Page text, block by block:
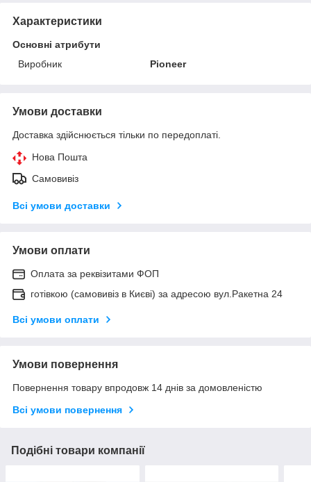
Характеристики
Основні атрибути
Виробник
Pioneer
Умови доставки
Доставка здійснюється тільки по передоплаті.
Нова Пошта
Самовивіз
Всі умови доставки
Умови оплати
Оплата за реквізитами ФОП
готівкою (самовивіз в Києві) за адресою вул.Ракетна 24
Всі умови оплати
Умови повернення
Повернення товару впродовж 14 днів за домовленістю
Всі умови повернення
Подібні товари компанії